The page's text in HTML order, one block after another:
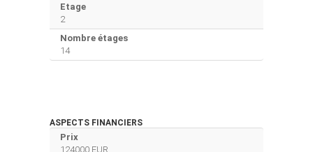
Etage
2
Nombre étages
14
ASPECTS FINANCIERS
Prix
124000 EUR